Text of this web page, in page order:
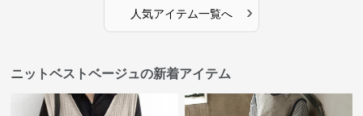
人気アイテム一覧へ ›
ニットベストベージュの新着アイテム